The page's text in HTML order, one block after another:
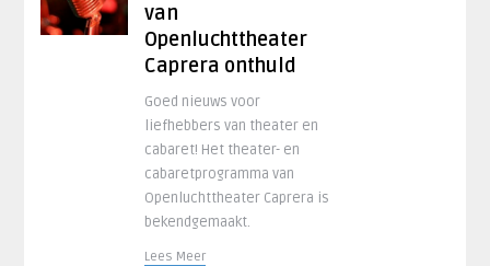
van
Openluchttheater
Caprera onthuld
Goed nieuws voor
liefhebbers van theater en
cabaret! Het theater- en
cabaretprogramma van
Openluchttheater Caprera is
bekendgemaakt.
Lees Meer